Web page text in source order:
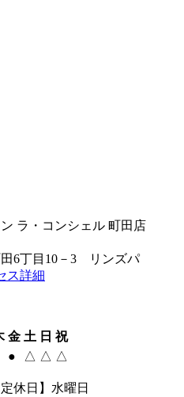
6丁目10－3 リンズパ
ス詳細
金 土 日 祝
● △ △ △
休日】水曜日